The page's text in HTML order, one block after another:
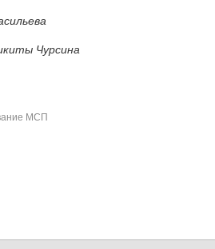
Чурсина
МСП